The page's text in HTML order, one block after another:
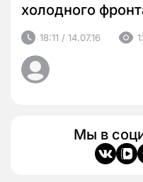
холодного
18:11 / 14.07.16
Мы в